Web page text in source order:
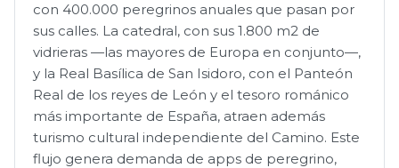
con 400.000 peregrinos anuales que pasan por
sus calles. La catedral, con sus 1.800 m2 de
vidrieras —las mayores de Europa en conjunto—,
y la Real Basílica de San Isidoro, con el Panteón
Real de los reyes de León y el tesoro románico
más importante de España, atraen además
turismo cultural independiente del Camino. Este
flujo genera demanda de apps de peregrino,